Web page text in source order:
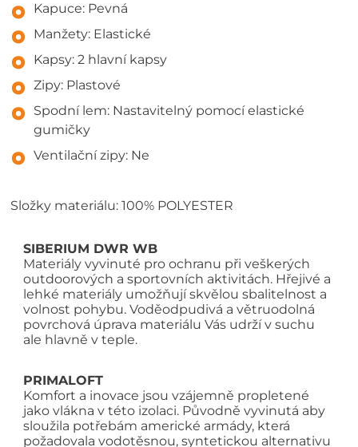
Kapuce: Pevná
Manžety: Elastické
Kapsy: 2 hlavní kapsy
Zipy: Plastové
Spodní lem: Nastavitelný pomocí elastické
gumičky
Ventilační zipy: Ne
Složky materiálu: 100% POLYESTER
SIBERIUM DWR WB
Materiály vyvinuté pro ochranu při veškerých
outdoorových a sportovních aktivitách. Hřejivé a
lehké materiály umožňují skvělou sbalitelnost a
volnost pohybu. Voděodpudivá a větruodolná
povrchová úprava materiálu Vás udrží v suchu
ale hlavně v teple.
PRIMALOFT
Komfort a inovace jsou vzájemně propletené
jako vlákna v této izolaci. Původně vyvinutá aby
sloužila potřebám americké armády, která
požadovala vodotěsnou, syntetickou alternativu